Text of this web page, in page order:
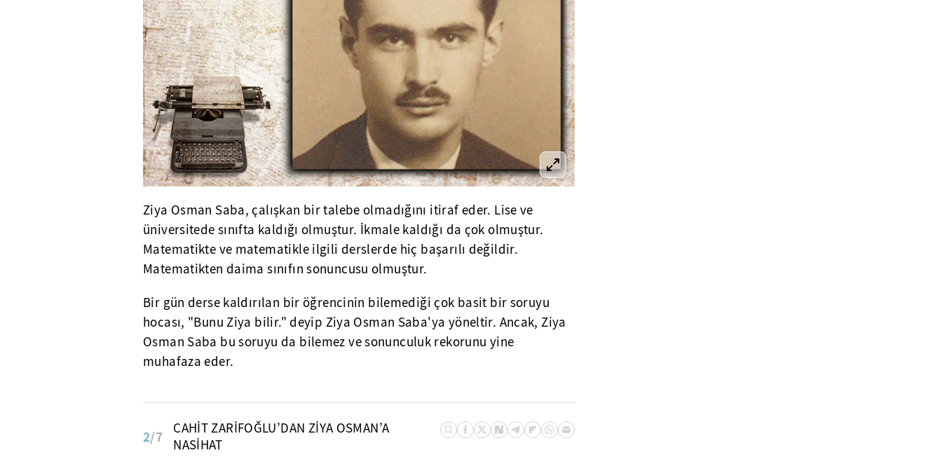
Ziya Osman Saba, çalışkan bir talebe olmadığını itiraf eder. Lise ve
üniversitede sınıfta kaldığı olmuştur. İkmale kaldığı da çok olmuştur.
Matematikte ve matematikle ilgili derslerde hiç başarılı değildir.
Matematikten daima sınıfın sonuncusu olmuştur.
Bir gün derse kaldırılan bir öğrencinin bilemediği çok basit bir soruyu
hocası, "Bunu Ziya bilir." deyip Ziya Osman Saba'ya yöneltir. Ancak, Ziya
Osman Saba bu soruyu da bilemez ve sonunculuk rekorunu yine
muhafaza eder.
2/7
CAHİT ZARİFOĞLU’DAN ZİYA OSMAN’A
NASİHAT